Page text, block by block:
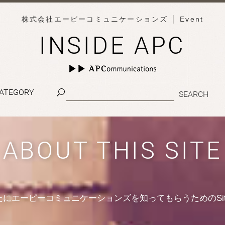
株式会社エーピーコミュニケーションズ │ Event
INSIDE APC
ABOUT THIS SITE
にエーピーコミュニケーションズを知ってもらうための